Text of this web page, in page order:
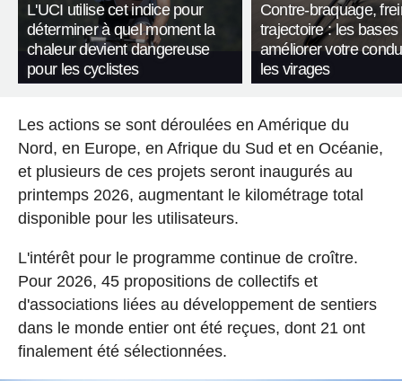
L'UCI utilise cet indice pour
déterminer à quel moment la
chaleur devient dangereuse
pour les cyclistes
Contre-braquage,
trajectoire : les bases
améliorer votre
les virages
Les actions se sont déroulées en Amérique du
Nord, en Europe, en Afrique du Sud et en Océanie,
et plusieurs de ces projets seront inaugurés au
printemps 2026, augmentant le kilométrage total
disponible pour les utilisateurs.
L'intérêt pour le programme continue de croître.
Pour 2026, 45 propositions de collectifs et
d'associations liées au développement de sentiers
dans le monde entier ont été reçues, dont 21 ont
finalement été sélectionnées.